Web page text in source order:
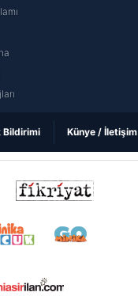
Bildirimi Künye / İletişim